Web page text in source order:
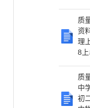
质
资
理
8
质
中
初